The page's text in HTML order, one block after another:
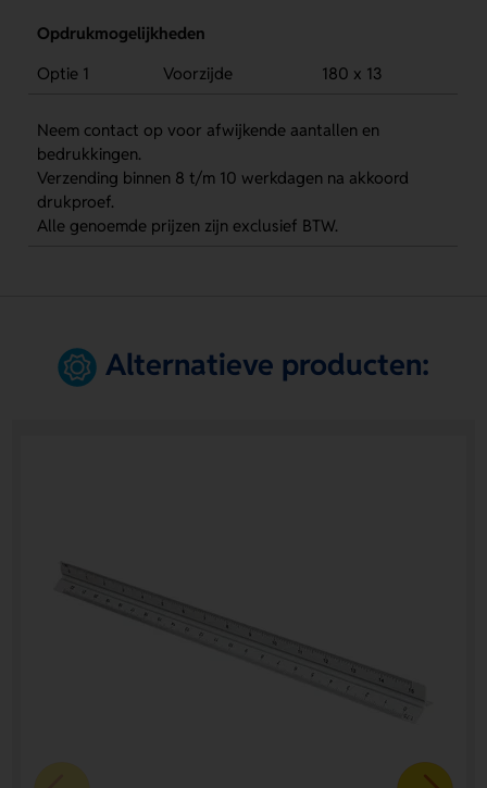
Opdrukmogelijkheden
Optie 1
Voorzijde 180 x 13
Neem contact op voor afwijkende aantallen en
bedrukkingen.
Verzending binnen 8 t/m 10 werkdagen na akkoord
drukproef.
Alle genoemde prijzen zijn exclusief BTW.
Alternatieve producten: